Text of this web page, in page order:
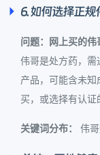
6. 如何选择正规
问题：网上买的伟
伟哥是处方药，需
产品，可能含未
买，或选择有认证
关键词分布： 伟